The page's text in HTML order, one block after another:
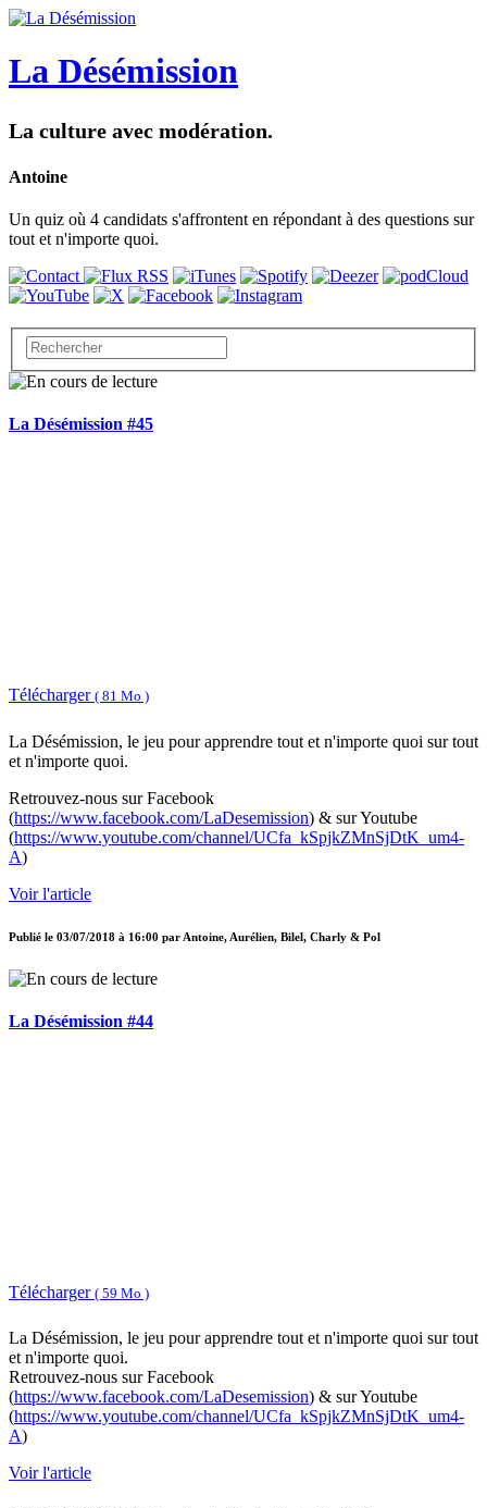
La Désémission
La culture avec modération.
Antoine
Un quiz où 4 candidats s'affrontent en répondant à des questions sur
tout et n'importe quoi.
La Désémission #45
Télécharger ( 81 Mo )
La Désémission, le jeu pour apprendre tout et n'importe quoi sur tout
et n'importe quoi.
Retrouvez-nous sur Facebook
(https://www.facebook.com/LaDesemission) & sur Youtube
(https://www.youtube.com/channel/UCfa_kSpjkZMnSjDtK_um4-
A)
Voir l'article
Publié le 03/07/2018 à 16:00 par Antoine, Aurélien, Bilel, Charly & Pol
La Désémission #44
Télécharger ( 59 Mo )
La Désémission, le jeu pour apprendre tout et n'importe quoi sur tout
et n'importe quoi.
Retrouvez-nous sur Facebook
(https://www.facebook.com/LaDesemission) & sur Youtube
(https://www.youtube.com/channel/UCfa_kSpjkZMnSjDtK_um4-
A)
Voir l'article